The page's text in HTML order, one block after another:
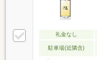
礼金なし
駐車場(近隣含)